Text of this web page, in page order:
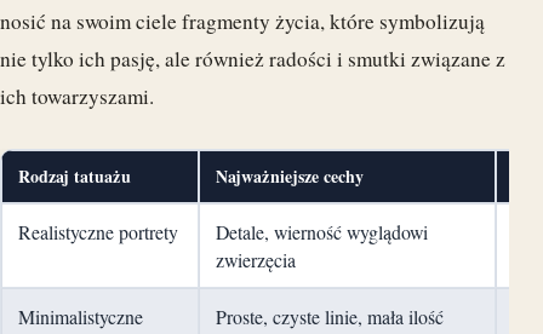
nosić na swoim ciele fragmenty życia, które symbolizują
nie tylko ich pasję, ale również radości i smutki związane z
ich towarzyszami.
Rodzaj tatuażu Najważniejsze cechy
Realistyczne portrety
Detale, wierność wyglądowi
zwierzęcia
Minimalistyczne
Proste, czyste linie, mała ilość